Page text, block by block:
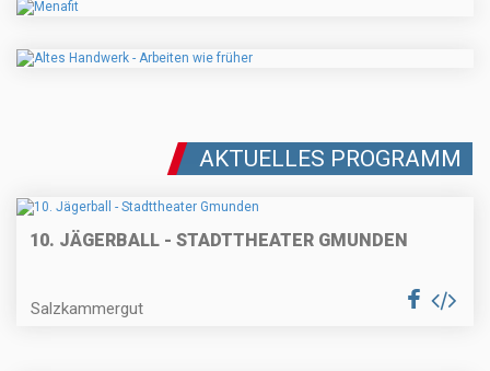
AKTUELLES PROGRAMM
10. JÄGERBALL - STADTTHEATER GMUNDEN
Salzkammergut